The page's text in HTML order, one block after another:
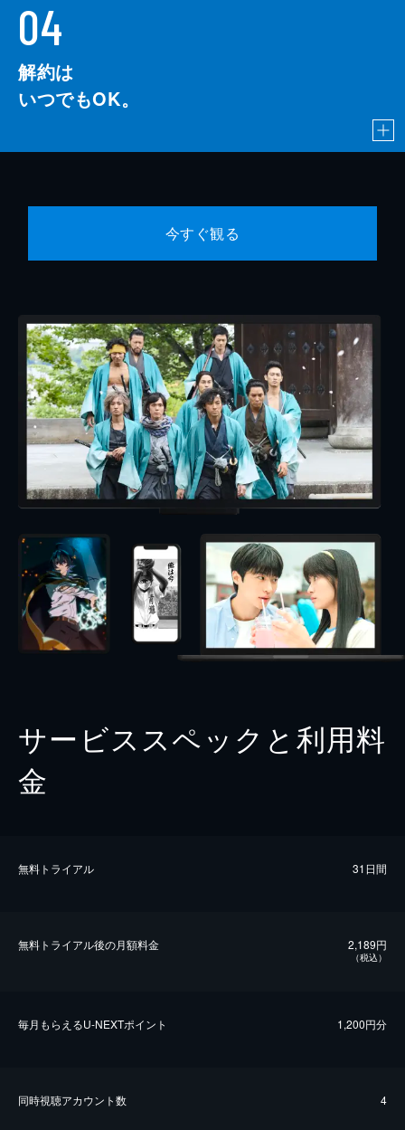
04
解約は
いつでもOK。
今すぐ観る
サービススペックと利用料
金
無料トライアル 31日間
無料トライアル後の⽉額料金 2,189円
（税込）
毎⽉もらえるU-NEXTポイント 1,200円分
同時視聴アカウント数 4